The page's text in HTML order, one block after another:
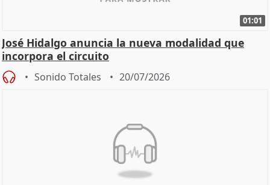
01:01
José Hidalgo anuncia la nueva modalidad que
incorpora el circuito
Sonido Totales 20/07/2026